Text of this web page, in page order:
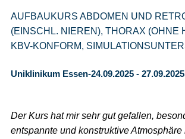
AUFBAUKURS ABDOMEN UND
(EINSCHL. NIEREN), THORAX (OHNE
KBV-KONFORM,
Uniklinikum Essen-24.09.2025 - 27.09.2025
Der Kurs hat mir sehr gut gefallen,
entspannte und konstruktive Atmosphäre